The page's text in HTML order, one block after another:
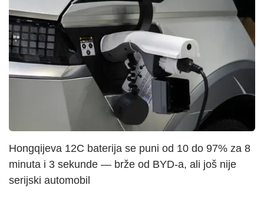
Hongqijeva 12C baterija se puni od 10 do 97% za 8
minuta i 3 sekunde — brže od BYD-a, ali još nije
serijski automobil